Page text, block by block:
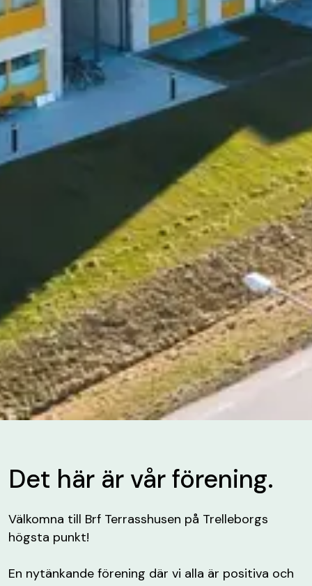
Det här är vår förening.
Välkomna till Brf Terrasshusen på Trelleborgs
högsta punkt!
En nytänkande förening där vi alla är positiva och